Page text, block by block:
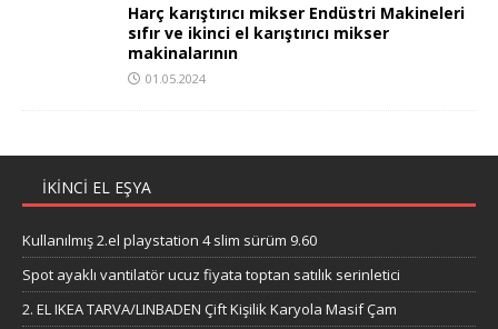
Harç karıştırıcı mikser Endüstri
Kullanılmış 2.el playstation 4 slim sürüm 9.60
Spot ayaklı vantilatör ucuz fiyata toptan satılık serinletici